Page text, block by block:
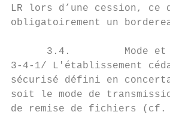
LR lors d’une cession,
obligatoirement un
3.4.         Mode
3-4-1/ L'établissement
sécurisé défini en
soit le mode de
de remise de fichiers (cf.